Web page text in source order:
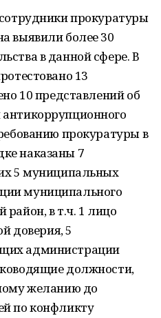
прокуратуры
выявили более 30
в данной сфере. В
13
10 представлений об
прокуратуры в
наказаны 7
5 муниципальных
муниципального
в т.ч. 1 лицо
доверия, 5
администрации
должности,
желанию до
по конфликту